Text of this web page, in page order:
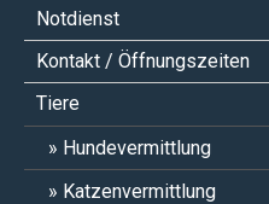
Notdienst
Kontakt / Öffnungszeiten
Tiere
Hundevermittlung
Katzenvermittlung